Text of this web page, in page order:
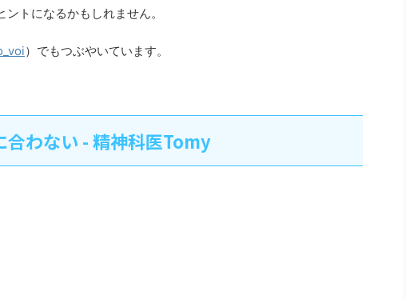
トになるかもしれません。
）でもつぶやいています。
合わない - 精神科医Tomy